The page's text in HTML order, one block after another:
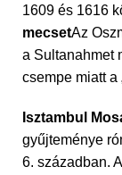
1609 és 1616
mecsetAz
a Sultanahmet
csempe miatt a
Isztambul
gyűjteménye
6. században.